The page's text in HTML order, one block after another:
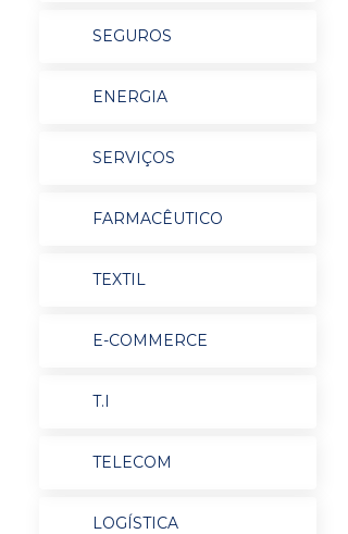
SEGUROS
ENERGIA
SERVIÇOS
FARMACÊUTICO
TEXTIL
E-COMMERCE
T.I
TELECOM
LOGÍSTICA